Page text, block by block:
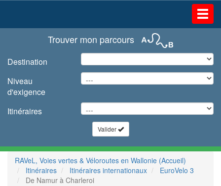
Trouver mon parcours
Destination
Niveau
d'exigence
Itinéraires
Valider
RAVeL, Voies vertes & Véloroutes en Wallonie (Accueil)
Itinéraires
Itinéraires internationaux
EuroVelo 3
De Namur à Charleroi